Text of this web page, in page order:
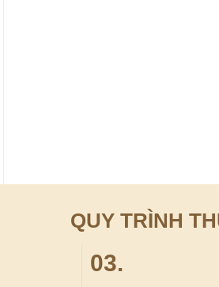
QUY TRÌNH
03.